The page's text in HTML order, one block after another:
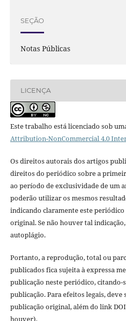
SEÇÃO
Notas Públicas
LICENÇA
Este trabalho está licenciado sob
Attribution-NonCommercial 4.0
Os direitos autorais dos artigos
direitos do periódico sobre a
ao período de exclusividade de um
poderão utilizar os mesmos
indicando claramente este
original. Se não houver tal
autoplágio.
Portanto, a reprodução, total ou
publicados fica sujeita à expressa
publicação neste periódico, citando-
publicação. Para efeitos legais, deve
publicação original, além do link
houver).